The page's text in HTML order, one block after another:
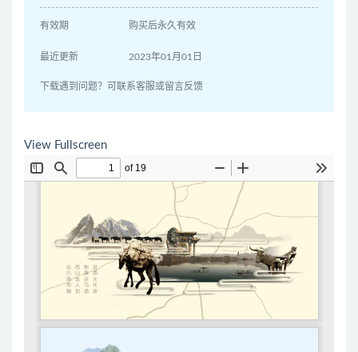
有效期 购买后永久有效
最近更新 2023年01月01日
下载遇到问题？可联系客服或留言反馈
View Fullscreen